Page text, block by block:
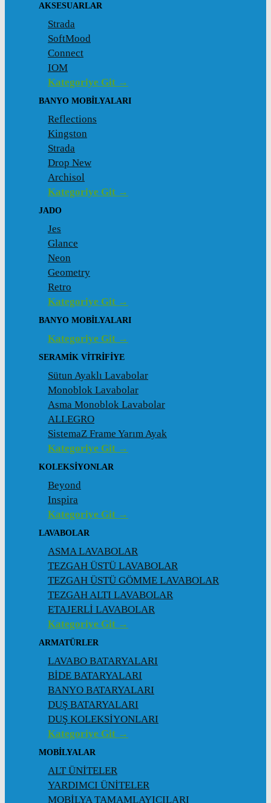
AKSESUARLAR
Strada
SoftMood
Connect
IOM
Kategoriye Git →
BANYO MOBILYALARI
Reflections
Kingston
Strada
Drop New
Archisol
Kategoriye Git →
JADO
Jes
Glance
Neon
Geometry
Retro
Kategoriye Git →
BANYO MOBILYALARI
Kategoriye Git →
SERAMIK VITRIFIYE
Sütun Ayaklı Lavabolar
Monoblok Lavabolar
Asma Monoblok Lavabolar
ALLEGRO
SistemaZ Frame Yarım Ayak
Kategoriye Git →
KOLEKSİYONLAR
Beyond
Inspira
Kategoriye Git →
LAVABOLAR
ASMA LAVABOLAR
TEZGAH ÜSTÜ LAVABOLAR
TEZGAH ÜSTÜ GÖMME LAVABOLAR
TEZGAH ALTI LAVABOLAR
ETAJERLİ LAVABOLAR
Kategoriye Git →
ARMATÜRLER
LAVABO BATARYALARI
BİDE BATARYALARI
BANYO BATARYALARI
DUŞ BATARYALARI
DUŞ KOLEKSİYONLARI
Kategoriye Git →
MOBİLYALAR
ALT ÜNİTELER
YARDIMCI ÜNİTELER
MOBİLYA TAMAMLAYICILARI